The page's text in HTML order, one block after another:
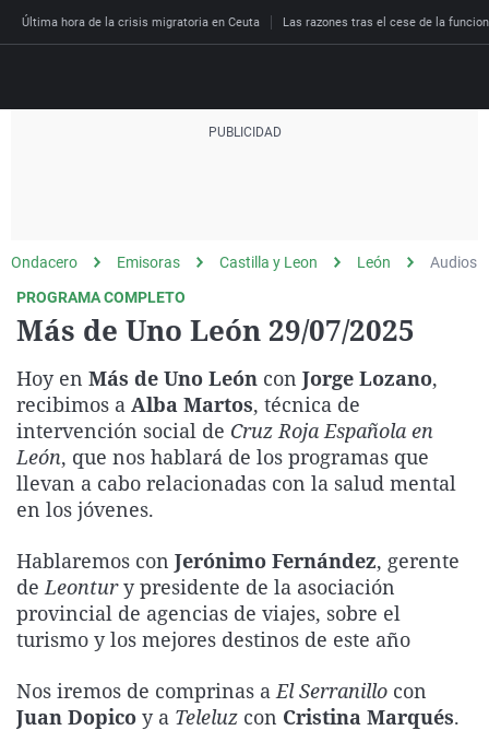
Última hora de la crisis migratoria en Ceuta Las razones tras el cese de la
Julia en la onda
Radioestadio
Radioestadio noche
El colegio invisible
Como el perro y el
Expedientes del más
Invisibles
Prohibido morirse
Esto no ha pasado
Equipo de
Operación Viuda
Baleares
Cataluña
Comunidad de Madrid
Comunitat Valenciana
La Rioja
Navarra
Economía
Deportes
Tenis
El tiempo
Más noticias
Salud
Ciencia y Tecnología
Gastronomía
Medio ambiente
Elecciones
Ondacero Emisoras Castilla y Leon León
Audios
PROGRAMA COMPLETO
Más de Uno León 29/07/2025
Hoy en Más de Uno León con Jorge Lozano,
recibimos a Alba Martos, técnica de
intervención social de Cruz Roja Española en
León, que nos hablará de los programas que
llevan a cabo relacionadas con la salud mental
en los jóvenes.
Hablaremos con Jerónimo Fernández, gerente
deLeontury presidente de la asociación
provincial de agencias de viajes, sobre el
turismo y los mejores destinos de este año
Nos iremos de comprinas aEl Serranillo con
Juan Dopico y a Teleluz con Cristina Marqués.